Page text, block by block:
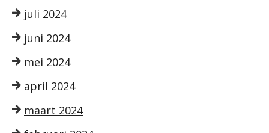
juli 2024
juni 2024
mei 2024
april 2024
maart 2024